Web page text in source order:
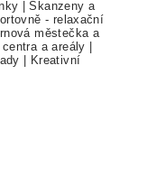
|Skanzeny a
- relaxační
městečka a
a areály |
| Kreativní